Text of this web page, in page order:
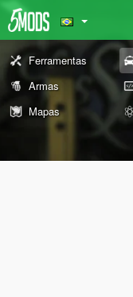
Ferramentas
Armas
Mapas